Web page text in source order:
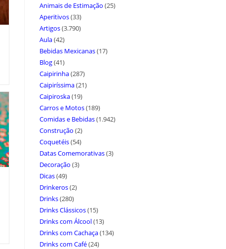
Animais de Estimação (25)
Aperitivos(33)
Artigos(3.790)
Aula(42)
Bebidas Mexicanas(17)
Blog(41)
Caipirinha(287)
Caipiríssima(21)
Caipiroska(19)
Carros e Motos(189)
Comidas e Bebidas(1.942)
Construção (2)
Coquetéis(54)
Datas Comemorativas(3)
Decoração (3)
Dicas(49)
Drinkeros(2)
Drinks(280)
Drinks Clássicos(15)
Drinks com Álcool(13)
Drinks com Cachaça(134)
Drinks com Café(24)